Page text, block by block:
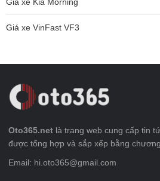
Giá xe VinFast VF3
Oto365.net là trang web cung cấp tin
được tổng hợp và sắp xếp bằng
Email: hi.oto365@gmail.com